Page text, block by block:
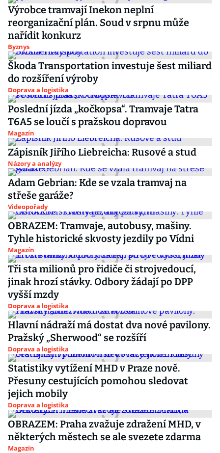
Výrobce tramvají Inekon neplní
reorganizační plán. Soud v srpnu může
nařídit konkurz
Byznys
Škoda Transportation investuje šest miliard
do rozšíření výroby
Doprava a logistika
Poslední jízda „kočkopsa“. Tramvaje Tatra
T6A5 se loučí s pražskou dopravou
Magazín
Zápisník Jiřího Liebreicha: Rusové a stud
Názory a analýzy
Adam Gebrian: Kde se vzala tramvaj na
střeše garáže?
Videopořady
OBRAZEM: Tramvaje, autobusy, mašiny.
Tyhle historické skvosty jezdily po Vídni
Magazín
Tři sta milionů pro řidiče či strojvedoucí,
jinak hrozí stávky. Odbory žádají po DPP
vyšší mzdy
Doprava a logistika
Hlavní nádraží má dostat dva nové pavilony.
Pražský „Sherwood“ se rozšíří
Doprava a logistika
Statistiky vytížení MHD v Praze nově.
Přesuny cestujících pomohou sledovat
jejich mobily
Doprava a logistika
OBRAZEM: Praha zvažuje zdražení MHD, v
některých městech se ale svezete zdarma
Magazín